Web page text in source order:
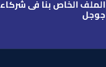
الملف الخاص بنا فى شركاء
جوجل